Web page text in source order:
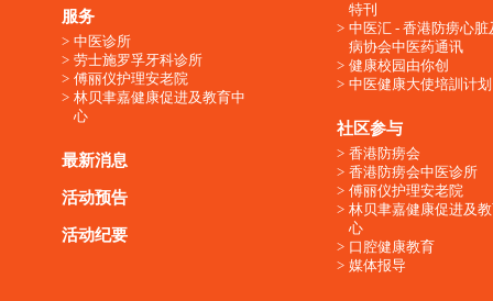
服务
中医诊所
劳士施罗孚牙科诊所
傅丽仪护理安老院
林贝聿嘉健康促进及教育中
心
最新消息
活动预告
活动纪要
特刊
中医汇 - 香港防痨心脏
病协会中医药通讯
健康校园由你创
中医健康大使培訓计划
社区参与
香港防痨会
香港防痨会中医诊所
傅丽仪护理安老院
林贝聿嘉健康促进及
心
口腔健康教育
媒体报导